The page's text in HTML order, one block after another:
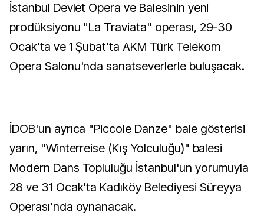
İstanbul Devlet Opera ve Balesinin yeni
prodüksiyonu "La Traviata" operası, 29-30
Ocak'ta ve 1 Şubat'ta AKM Türk Telekom
Opera Salonu'nda sanatseverlerle buluşacak.
İDOB'un ayrıca "Piccole Danze" bale gösterisi
yarın, "Winterreise (Kış Yolculuğu)" balesi
Modern Dans Topluluğu İstanbul'un yorumuyla
28 ve 31 Ocak'ta Kadıköy Belediyesi Süreyya
Operası'nda oynanacak.